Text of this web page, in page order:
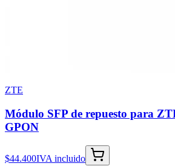
ZTE
Módulo SFP de repuesto para
GPON
$44.400IVA incluido